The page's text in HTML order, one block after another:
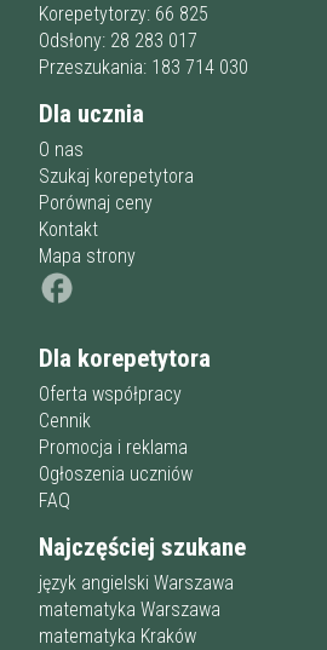
Przygotowania do studiów
Studia
online
korepetytora
korepetytora
Staż korepetytora
Wiek korepetytora
Płeć korepetytora
Korepetytorzy: 66 825
Odsłony: 28 283 017
Przeszukania: 183 714 030
Dla ucznia
O nas
Szukaj korepetytora
Porównaj ceny
Kontakt
Mapa strony
Dla korepetytora
Oferta współpracy
Cennik
Promocja i reklama
Ogłoszenia uczniów
FAQ
Najczęściej szukane
język angielski Warszawa
matematyka Warszawa
matematyka Kraków